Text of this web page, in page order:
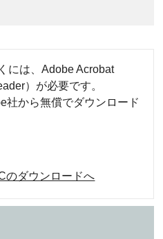
には、Adobe Acrobat
）が必要です。
社から無償でダウンロード
のダウンロードへ